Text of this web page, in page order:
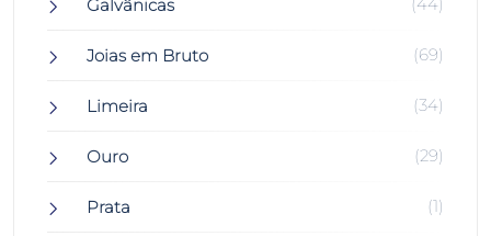
Galvânicas
Joias em Bruto (69)
Limeira (34)
Ouro (29)
Prata (1)